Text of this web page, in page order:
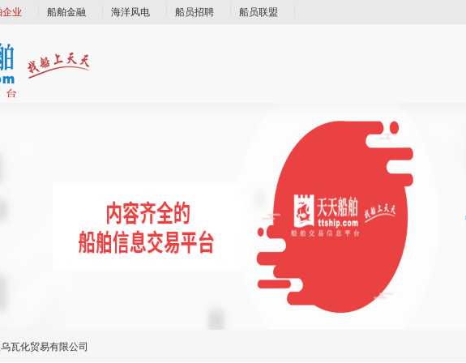
业 船舶金融 海洋风电 船员招聘 船员联盟
瓦化贸易有限公司